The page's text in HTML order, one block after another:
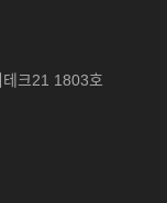
테크21 1803호